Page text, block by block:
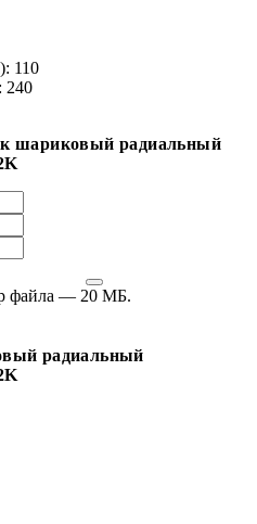
110
240
шариковый радиальный
файла — 20 МБ.
радиальный